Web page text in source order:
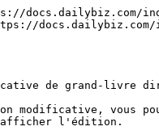
docs.dailybiz.com/
de grand-livre
vous
l'édition.